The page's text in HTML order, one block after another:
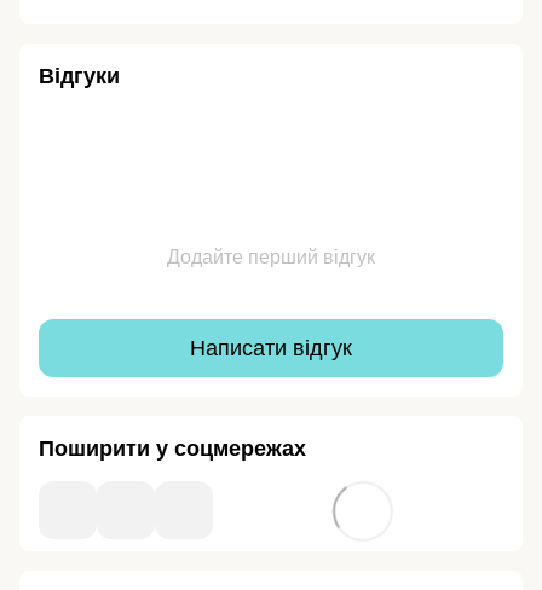
Відгуки
Додайте перший відгук
Написати відгук
Поширити у соцмережах